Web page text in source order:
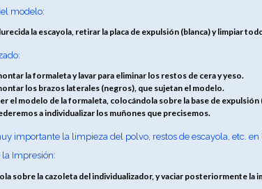
modelo:
la escayola, retirar la placa de expulsión (blanca) y limpiar
la formaleta y lavar para eliminar los restos de cera y yeso.
los brazos laterales (negros), que sujetan el modelo.
el modelo de la formaleta, colocándola sobre la base de
a individualizar los muñones que precisemos.
importante la limpieza del polvo, restos de escayola, etc.
la Impresión:
sobre la cazoleta del individualizador, y vaciar posteriormente la